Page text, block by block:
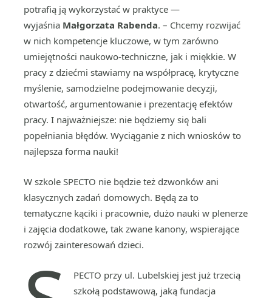
potrafią ją wykorzystać w praktyce —
wyjaśnia Małgorzata Rabenda. – Chcemy rozwijać
w nich kompetencje kluczowe, w tym zarówno
umiejętności naukowo-techniczne, jak i miękkie. W
pracy z dziećmi stawiamy na współpracę, krytyczne
myślenie, samodzielne podejmowanie decyzji,
otwartość, argumentowanie i prezentację efektów
pracy. I najważniejsze: nie będziemy się bali
popełniania błędów. Wyciąganie z nich wniosków to
najlepsza forma nauki!
W szkole SPECTO nie będzie też dzwonków ani
klasycznych zadań domowych. Będą za to
tematyczne kąciki i pracownie, dużo nauki w plenerze
i zajęcia dodatkowe, tak zwane kanony, wspierające
rozwój zainteresowań dzieci.
PECTO przy ul. Lubelskiej jest już trzecią
szkołą podstawową, jaką fundacja